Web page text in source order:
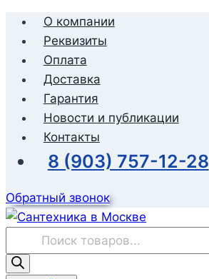
Перейти
содержимому
О компании
Реквизиты
Оплата
Доставка
Гарантия
Новости и публикации
Контакты
8 (903) 757-12-28
Обратный звонок
товаров